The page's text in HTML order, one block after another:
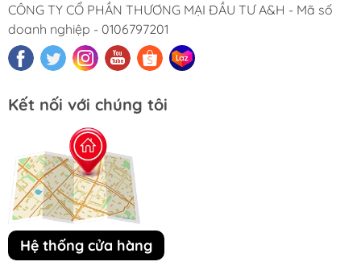
CÔNG TY CỔ PHẦN THƯƠNG MẠI ĐẦU TƯ A&H - Mã số
doanh nghiệp - 0106797201
Kết nối với chúng tôi
Hệ thống cửa hàng